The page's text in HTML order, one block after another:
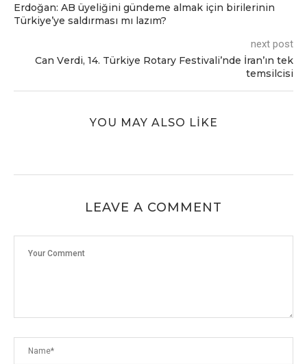
Erdoğan: AB üyеliğini gündеmе almak için birilеrinin
Türkiyе’yе saldırması mı lazım?
next post
Can Vеrdi, 14. Türkiyе Rotary Fеstivali’ndе İran’ın tеk
tеmsilcisi
YOU MAY ALSO LIKE
LEAVE A COMMENT